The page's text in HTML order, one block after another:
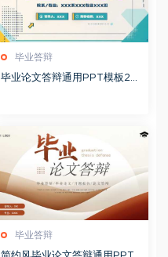
毕业答辩
毕业论文答辩通用PPT模板20
毕业答辩